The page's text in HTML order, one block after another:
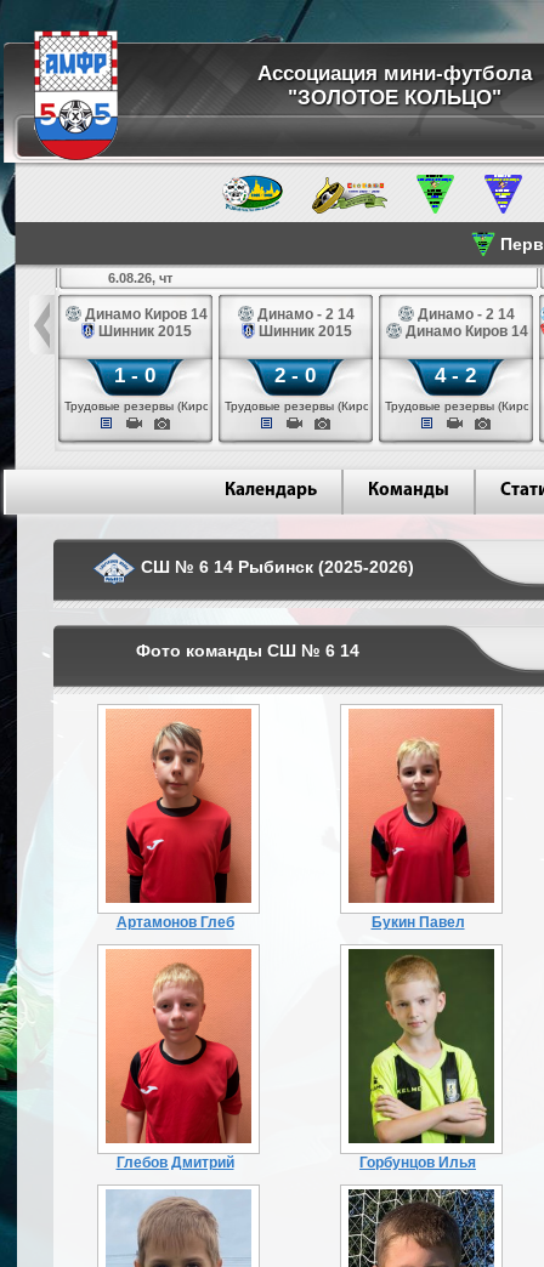
Ассоциация мини-футбола
"ЗОЛОТОЕ КОЛЬЦО"
14
6.08.26, чт
Динамо Киров 14
Шинник 2015
1 - 0
Трудовые резервы (Киров)
Динамо - 2 14
Шинник 2015
2 - 0
Трудовые резервы (Киров)
Динамо - 2 14
Динамо Киров 14
4 - 2
Трудовые резервы (Киров)
Календарь Команды
СШ № 6 14 Рыбинск (2025-2026)
Фото команды СШ № 6 14
Артамонов Глеб Букин Павел
Глебов Дмитрий Горбунцов Илья